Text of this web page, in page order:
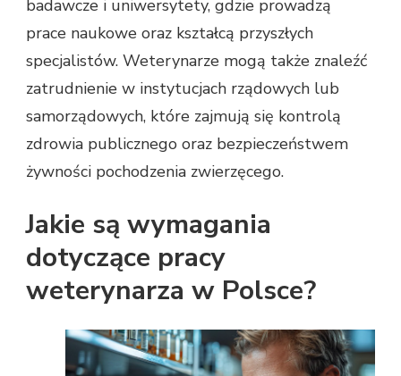
badawcze i uniwersytety, gdzie prowadzą
prace naukowe oraz kształcą przyszłych
specjalistów. Weterynarze mogą także znaleźć
zatrudnienie w instytucjach rządowych lub
samorządowych, które zajmują się kontrolą
zdrowia publicznego oraz bezpieczeństwem
żywności pochodzenia zwierzęcego.
Jakie są wymagania
dotyczące pracy
weterynarza w Polsce?